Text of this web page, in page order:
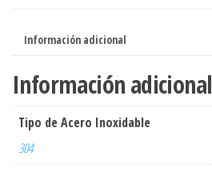
Información adicional
Información adicional
Tipo de Acero Inoxidable
304